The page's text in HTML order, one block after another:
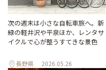
次の週末は小さな自転車旅へ。新
緑の軽井沢や平泉ほか、レンタサ
イクルで心が整うすてきな景色
長野県 2026.05.26